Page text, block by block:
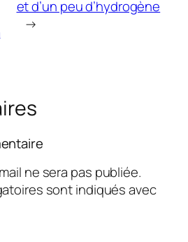
et d’un peu d’hydrogène
→
ne sera pas publiée.
sont indiqués avec